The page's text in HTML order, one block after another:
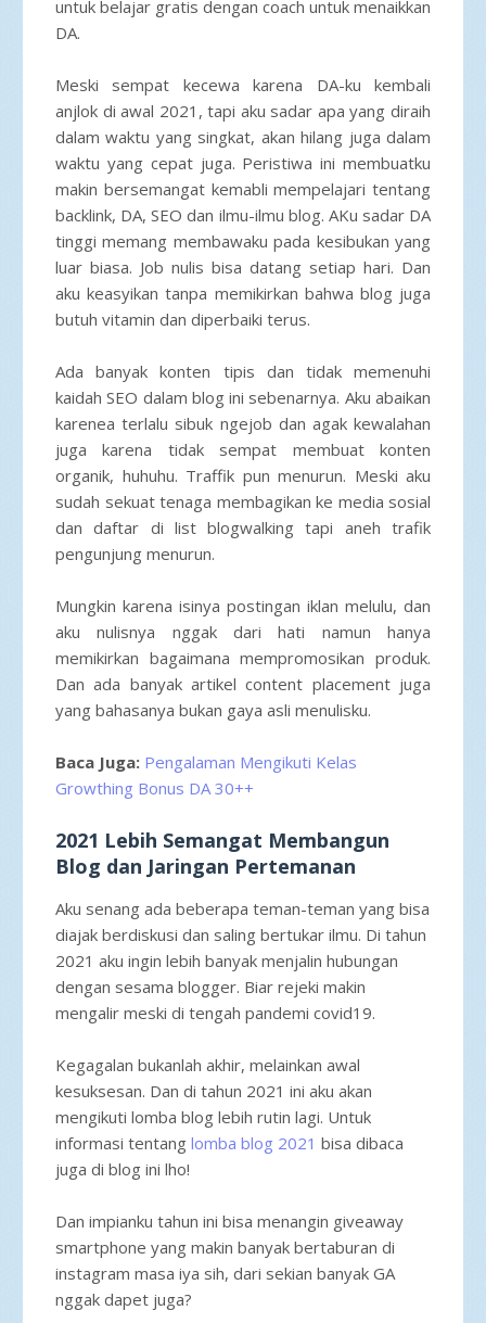
untuk belajar gratis dengan coach untuk menaikkan
DA.
Meski sempat kecewa karena DA-ku kembali
anjlok di awal 2021, tapi aku sadar apa yang diraih
dalam waktu yang singkat, akan hilang juga dalam
waktu yang cepat juga. Peristiwa ini membuatku
makin bersemangat kemabli mempelajari tentang
backlink, DA, SEO dan ilmu-ilmu blog. AKu sadar DA
tinggi memang membawaku pada kesibukan yang
luar biasa. Job nulis bisa datang setiap hari. Dan
aku keasyikan tanpa memikirkan bahwa blog juga
butuh vitamin dan diperbaiki terus.
Ada banyak konten tipis dan tidak memenuhi
kaidah SEO dalam blog ini sebenarnya. Aku abaikan
karenea terlalu sibuk ngejob dan agak kewalahan
juga karena tidak sempat membuat konten
organik, huhuhu. Traffik pun menurun. Meski aku
sudah sekuat tenaga membagikan ke media sosial
dan daftar di list blogwalking tapi aneh trafik
pengunjung menurun.
Mungkin karena isinya postingan iklan melulu, dan
aku nulisnya nggak dari hati namun hanya
memikirkan bagaimana mempromosikan produk.
Dan ada banyak artikel content placement juga
yang bahasanya bukan gaya asli menulisku.
Baca Juga: Pengalaman Mengikuti Kelas
Growthing Bonus DA 30++
2021 Lebih Semangat Membangun
Blog dan Jaringan Pertemanan
Aku senang ada beberapa teman-teman yang bisa
diajak berdiskusi dan saling bertukar ilmu. Di tahun
2021 aku ingin lebih banyak menjalin hubungan
dengan sesama blogger. Biar rejeki makin
mengalir meski di tengah pandemi covid19.
Kegagalan bukanlah akhir, melainkan awal
kesuksesan. Dan di tahun 2021 ini aku akan
mengikuti lomba blog lebih rutin lagi. Untuk
informasi tentang lomba blog 2021 bisa dibaca
juga di blog ini lho!
Dan impianku tahun ini bisa menangin giveaway
smartphone yang makin banyak bertaburan di
instagram masa iya sih, dari sekian banyak GA
nggak dapet juga?